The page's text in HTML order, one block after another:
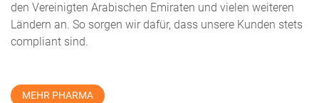
den Vereinigten Arabischen Emiraten und vielen weiteren
Ländern an. So sorgen wir dafür, dass unsere Kunden stets
compliant sind.
MEHR PHARMA